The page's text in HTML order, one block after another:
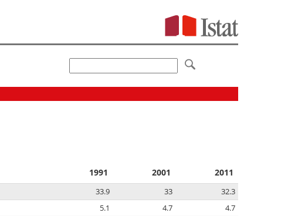
1991 2001 2011
33.9 33
32.3
5.1 4.7
4.7